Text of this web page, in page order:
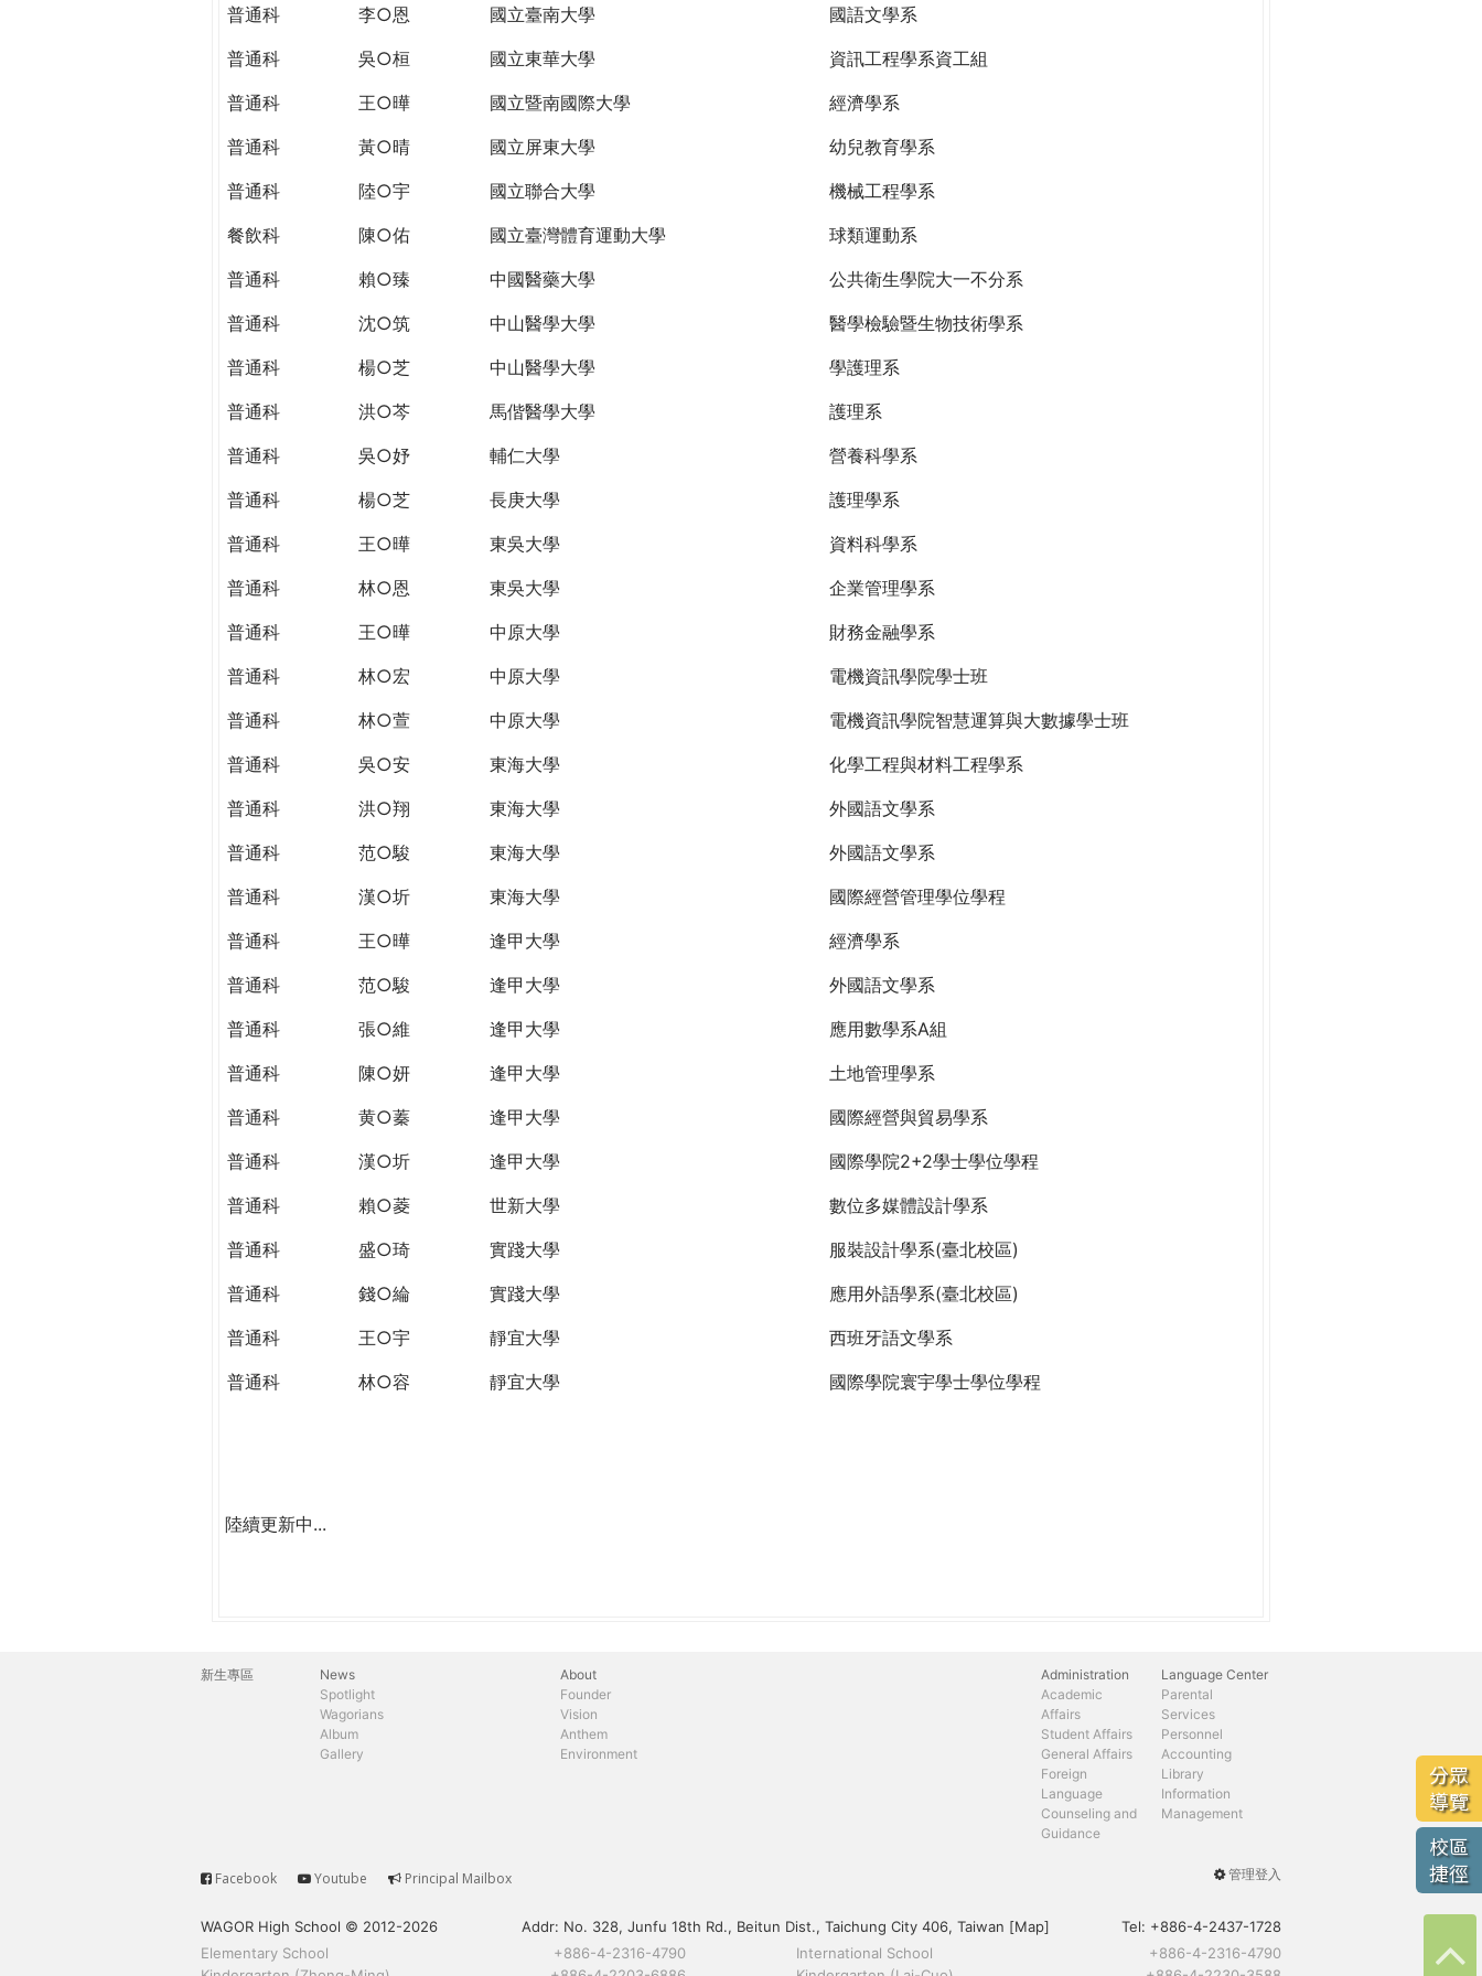
普通科 李○恩 國立臺南大學
國語文學系
普通科
吳○桓 國立東華大學
資訊工程學系資工組
普通科
王○曄 國立暨南國際大學
經濟學系
普通科
黃○晴 國立屏東大學
幼兒教育學系
普通科
陸○宇 國立聯合大學
機械工程學系
餐飲科
陳○佑 國立臺灣體育運動大學
球類運動系
普通科
賴○臻 中國醫藥大學
公共衛生學院大一不分系
普通科
沈○筑 中山醫學大學
醫學檢驗暨生物技術學系
普通科
楊○芝 中山醫學大學
學護理系
普通科
洪○芩 馬偕醫學大學
護理系
普通科
吳○妤 輔仁大學
營養科學系
普通科
楊○芝 長庚大學
護理學系
普通科
王○曄 東吳大學
資料科學系
普通科
林○恩 東吳大學
企業管理學系
普通科
王○曄 中原大學
財務金融學系
普通科
林○宏 中原大學
電機資訊學院學士班
普通科
林○萱 中原大學
電機資訊學院智慧運算與大數據學士班
普通科
吳○安 東海大學
化學工程與材料工程學系
普通科
洪○翔 東海大學
外國語文學系
普通科
范○駿 東海大學
外國語文學系
普通科
漢○圻 東海大學
國際經營管理學位學程
普通科
王○曄 逢甲大學
經濟學系
普通科
范○駿 逢甲大學
外國語文學系
普通科
張○維 逢甲大學
應用數學系A組
普通科
陳○妍 逢甲大學
土地管理學系
普通科
黄○蓁 逢甲大學
國際經營與貿易學系
普通科
漢○圻 逢甲大學
國際學院2+2學士學位學程
普通科
賴○菱 世新大學
數位多媒體設計學系
普通科
盛○琦 實踐大學
服裝設計學系(臺北校區)
普通科
錢○綸 實踐大學
應用外語學系(臺北校區)
普通科
王○宇 靜宜大學
西班牙語文學系
普通科
林○容 靜宜大學 國際學院寰宇學士學位學程
陸續更新中...
分眾
導覽
校區
捷徑
主
新生專區
News
Spotlight
Wagorians
Album
Gallery
About
Founder
Vision
Anthem
Environment
Administration
Academic
Affairs
Student Affairs
General Affairs
Foreign
Language
Counseling and
Guidance
Parental
Services
Personnel
Accounting
Library
Information
Management
Language Center
User
menu
管理登入
Service
Facebook Youtube Principal Mailbox
WAGOR High School © 2012-2026 Addr: No. 328, Junfu 18th Rd., Beitun Dist., Taichung City 406, Taiwan [Map] Tel: +886-4-2437-1728
Elementary School
+886-4-2316-4790 International School
+886-4-2316-4790